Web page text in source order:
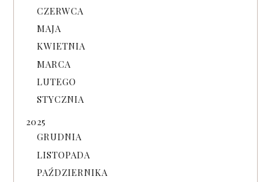
CZERWCA
MAJA
KWIETNIA
MARCA
LUTEGO
STYCZNIA
2025
GRUDNIA
LISTOPADA
PAŹDZIERNIKA